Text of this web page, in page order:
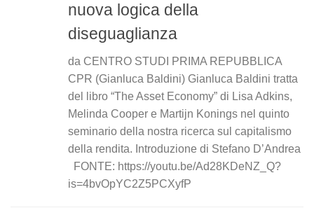
nuova logica della
diseguaglianza
da CENTRO STUDI PRIMA REPUBBLICA
CPR (Gianluca Baldini) Gianluca Baldini tratta
del libro “The Asset Economy” di Lisa Adkins,
Melinda Cooper e Martijn Konings nel quinto
seminario della nostra ricerca sul capitalismo
della rendita. Introduzione di Stefano D’Andrea
FONTE: https://youtu.be/Ad28KDeNZ_Q?
is=4bvOpYC2Z5PCXyfP